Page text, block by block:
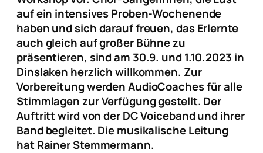
auf ein intensives Proben-Wochenende
haben und sich darauf freuen, das Erlernte
auch gleich auf großer Bühne zu
präsentieren, sind am 30.9. und 1.10.2023 in
Dinslaken herzlich willkommen. Zur
Vorbereitung werden AudioCoaches für alle
Stimmlagen zur Verfügung gestellt. Der
Auftritt wird von der DC Voiceband und ihrer
Band begleitet. Die musikalische Leitung
hat Rainer Stemmermann.